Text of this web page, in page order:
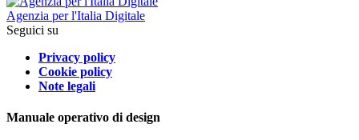
Agenzia per l'Italia Digitale
Seguici su
Privacy policy
Cookie policy
Note legali
Manuale operativo di design